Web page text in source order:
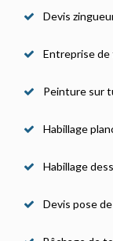
Devis
Entreprise de
Peinture sur
Habillage
Habillage
Devis pose